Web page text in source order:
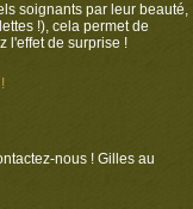
soignants par leur beauté,
!), cela permet de
l'effet de surprise !
nous ! Gilles au